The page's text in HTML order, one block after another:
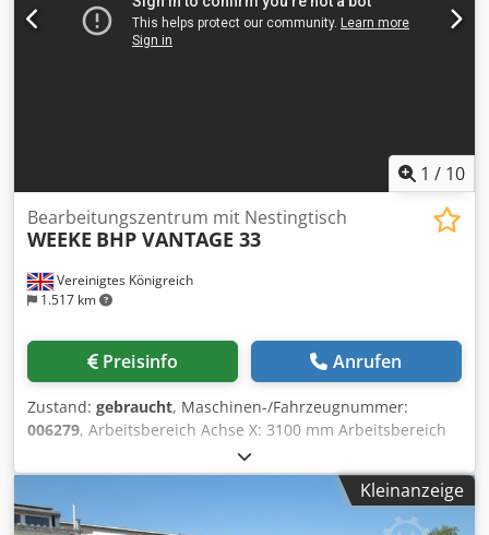
1 / 10
Vereinigtes Königreich
1.517 km
Bearbeitungszentrum mit Nestingtisch
WEEKE BHP VANTAGE 33
Preisinfo Anrufen
Zustand: gebraucht, Maschinen-/Fahrzeugnummer:
006279, Arbeitsbereich Achse X: 3100 mm Arbeitsbereich
Achse Y: 1250 mm Arbeitsebene: Nestingtisch Anz.
kontrollierte Achsen: 3 Achsen Anzahl Bohrspindeln: 11
Anzahl Werkzeugplätze: 8 Csdokw H Ekopfx AlcsrfKleinanzeige